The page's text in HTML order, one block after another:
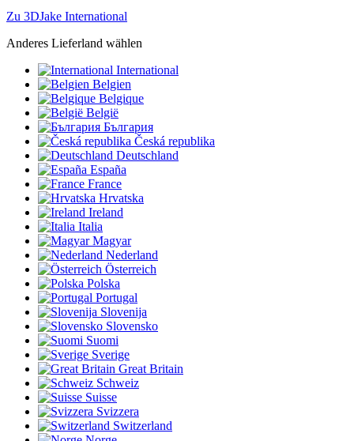
Zu 3DJake International
Anderes Lieferland wählen
International
Belgien
Belgique
België
България
Česká republika
Deutschland
España
France
Hrvatska
Ireland
Italia
Magyar
Nederland
Österreich
Polska
Portugal
Slovenija
Slovensko
Suomi
Sverige
Great Britain
Schweiz
Suisse
Svizzera
Switzerland